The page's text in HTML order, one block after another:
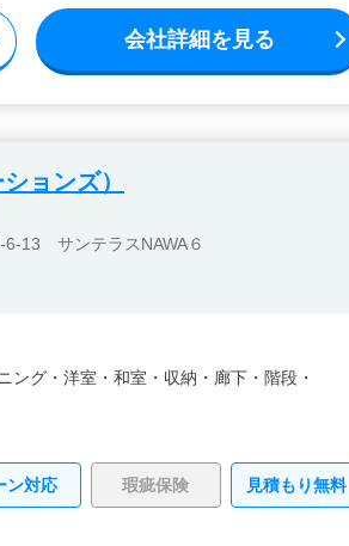
会社詳細を見る
ョンズ）
6-13 サンテラスNAWA６
ング・ 洋室・ 和室・ 収納・ 廊下・ 階段・
ン対応 瑕疵保険 見積もり無料